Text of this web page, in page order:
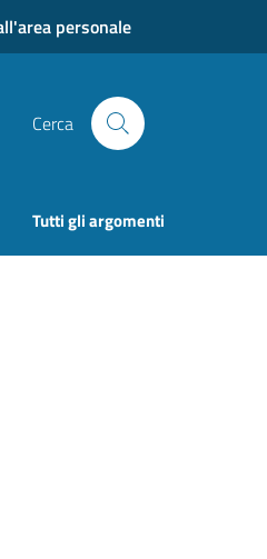
personale
Cerca
Tutti gli argomenti